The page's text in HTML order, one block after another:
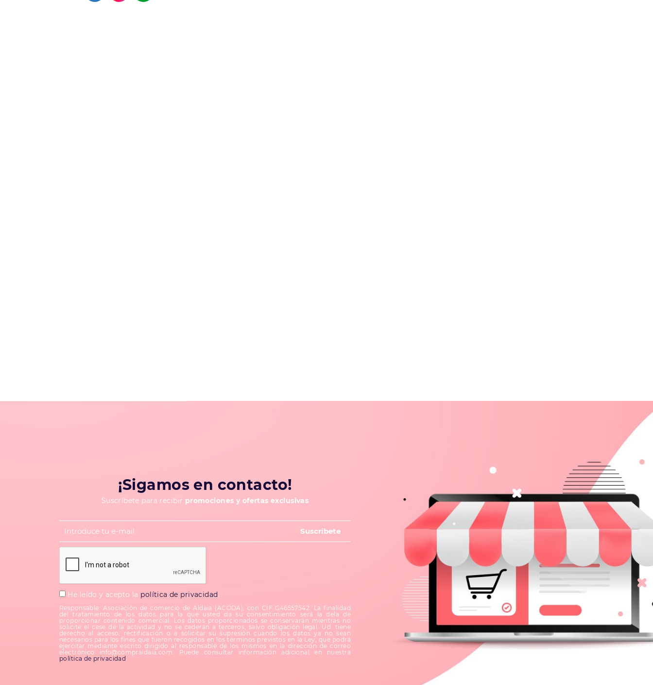
¡Sigamos en contacto!
Suscríbete para recibir promociones y ofertas exclusivas
He leído y acepto la política de privacidad.
Responsable: Asociación de comercio de Aldaia (ACODA), con CIF G46557542. La finalidad
del tratamiento de los datos para la que usted da su consentimiento será la dela de
proporcionar contenido comercial. Los datos proporcionados se conservarán mientras no
solicite el cese de la actividad y no se cederán a terceros, salvo obligación legal. Ud. tiene
derecho al acceso, rectificación o a solicitar su supresión cuando los datos ya no sean
necesarios para los fines que fueron recogidos en los términos previstos en la Ley, que podrá
ejercitar mediante escrito dirigido al responsable de los mismos en la dirección de correo
electrónico info@compraldaia.com. Puede consultar información adicional en nuestra
política de privacidad.